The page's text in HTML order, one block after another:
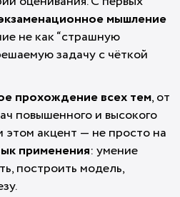
мышление
не как “страшную
задачу с чёткой
прохождение всех тем, от
повышенного и высокого
акцент — не просто на
применения: умение
построить модель,